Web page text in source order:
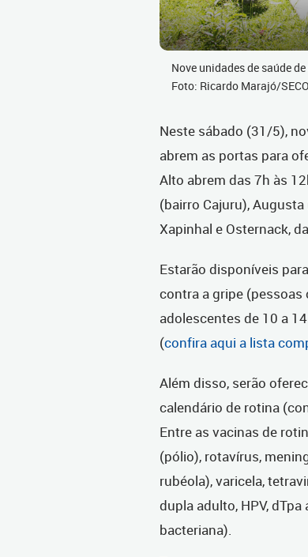
Nove unidades de saúde
Foto: Ricardo Marajó/
Neste sábado (31/5),
abrem as portas para
Alto abrem das 7h às
(bairro Cajuru), Augusta
Xapinhal e Osternack,
Estarão disponíveis
contra a gripe (pessoas
adolescentes de 10 a
(confira aqui a lista
Além disso, serão
calendário de rotina
Entre as vacinas de
(pólio), rotavírus,
rubéola), varicela,
dupla adulto, HPV,
bacteriana).